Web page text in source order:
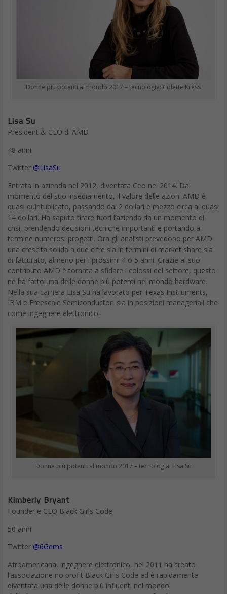
Donne più potenti al mondo 2017 – tecnologia: Colette Kress
Lisa Su
48 anni
Twitter@LisaSu
Entrata in azienda nel 2012, diventata Ceo nel 2014. Dal
momento del suo insediamento, il valore delle azioni AMD è
quasi quintuplicato, passando dai 2 dollari e mezzo circa ai quasi
14 dollari. Ha saputo tirare fuori l’azienda da un momento di
crisi, prendendo decisioni tecniche importanti e portando a
termine numerosi progetti. Ora gli analisti prevedono per AMD
una crescita solida a due cifre sia in termini di market share sia
di fatturato, almeno per i prossimi 4 o 5 anni. Grazie al suo
contributo AMD è tornata a sfidare i colossi del settore, questo
ne ha fatto una delle donne più potenti nel mondo hardware.
Nella sua carriera Lisa Su ha lavorato per Texas Instruments,
IBM e Freescale Semiconductor, sia in posizioni manageriali che
come ingegnere elettronico.
Donne più potenti al mondo 2017 – tecnologia: Lisa Su
Kimberly Bryant
50 anni
Twitter@6Gems
Afroamericana, ingegnere elettronico, nel 2011 ha creato
l’associazione no profit Black Girls Code ed è rapidamente
diventata una delle donne più influenti nel mondo
dell’educazione tecnologica. L’associazione, fondata a San
Francisco, lavora in tante città degli Stati Uniti e in Sud Africa.
Insegna alle ragazze di colore tra i 6 e i 17 anni a sviluppare app